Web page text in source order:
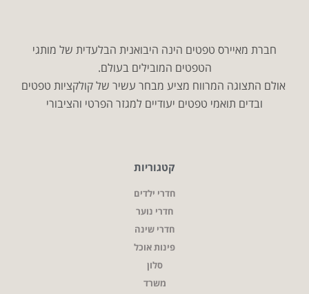
חברת מאיירס טפטים הינה היבואנית הבלעדית של מותגי
הטפטים המובילים בעולם.
אולם התצוגה המרווח מציע מבחר עשיר של קולקציות טפטים
ובדים תואמי טפטים יעודיים למגזר הפרטי והציבורי
קטגוריות
חדרי ילדים
חדרי נוער
חדרי שינה
פינות אוכל
סלון
משרד